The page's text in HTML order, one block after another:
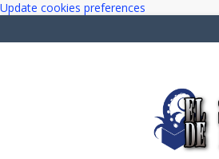
Update cookies preferences